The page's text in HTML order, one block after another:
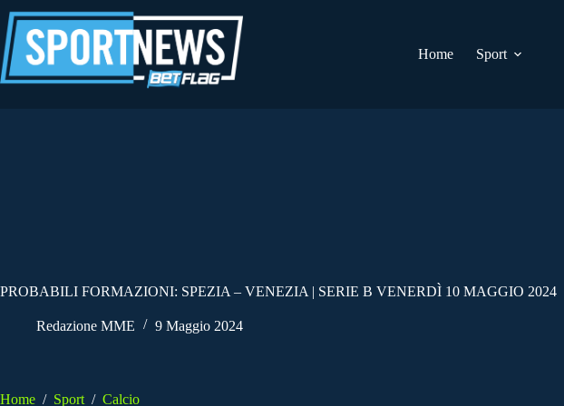
al
contenuto
Home
Sport
PROBABILI FORMAZIONI: SPEZIA – VENEZIA | SERIE B VENERDÌ 10 MAGGIO 2024
Redazione MME 9 Maggio 2024
Home / Sport / Calcio